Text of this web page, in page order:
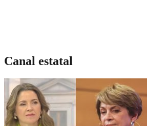
Canal estatal